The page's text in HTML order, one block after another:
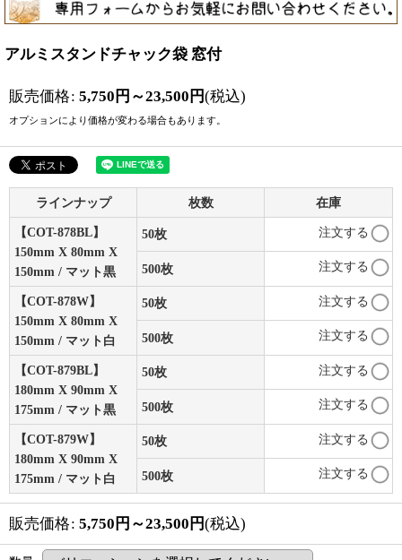
アルミスタンドチャック袋 窓付
販売価格: 5,750 円 ～23,500 円(税込)
オプションにより価格が変わる場合もあります。
ラインナップ 枚数 在庫
【COT-878BL】
150mm X 80mm X
150mm / マット黒
50枚 注文する
500枚 注文する
【COT-878W】
150mm X 80mm X
150mm / マット白
50枚 注文する
500枚 注文する
【COT-879BL】
180mm X 90mm X
175mm / マット黒
50枚 注文する
500枚 注文する
【COT-879W】
180mm X 90mm X
175mm / マット白
50枚 注文する
500枚 注文する
販売価格: 5,750 円 ～23,500 円(税込)